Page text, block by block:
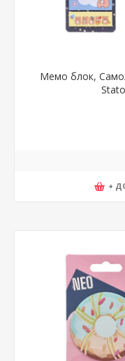
Мемо блок,
+